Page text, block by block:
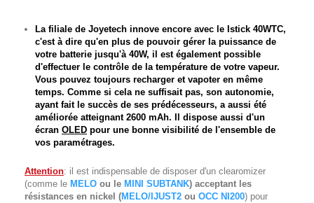
La filiale de Joyetech innove encore avec le Istick 40WTC,
c'est à dire qu'en plus de pouvoir gérer la puissance de
votre batterie jusqu'à 40W, il est également possible
d'effectuer le contrôle de la température de votre vapeur.
Vous pouvez toujours recharger et vapoter en même
temps. Comme si cela ne suffisait pas, son autonomie,
ayant fait le succès de ses prédécesseurs, a aussi été
améliorée atteignant 2600 mAh. Il dispose aussi d'un
écran OLED pour une bonne visibilité de l'ensemble de
vos paramétrages.
Attention: il est indispensable de disposer d'un clearomizer
(comme le MELO ou le MINI SUBTANK) acceptant les
résistances en nickel (MELO/IJUST2 ou OCC NI200) pour